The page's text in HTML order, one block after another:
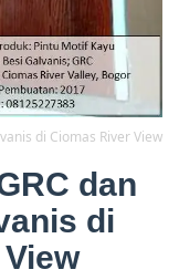
di Ciomas River View
dan
di